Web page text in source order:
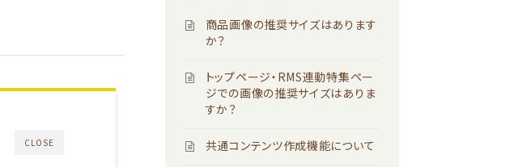
CLOSE
商品画像の推奨サイズはあります
か？
トップページ・RMS連動特集ペー
ジでの画像の推奨サイズはありま
すか？
共通コンテンツ作成機能について